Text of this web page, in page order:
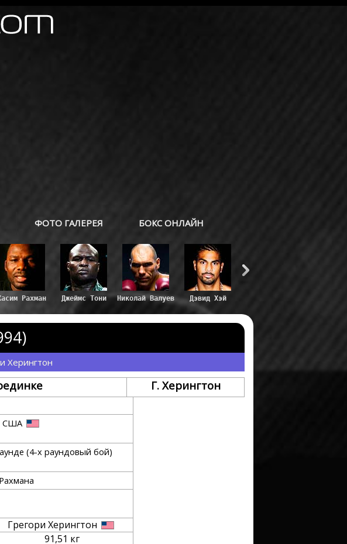
ФОТО ГАЛЕРЕЯ БОКС ОНЛАЙН
Рахман Джеймс Тони Николай Валуев Дэвид Хэй
Херингтон
Г. Херингтон
США
(4-х раундовый бой)
Грегори Херингтон
91,51 кг